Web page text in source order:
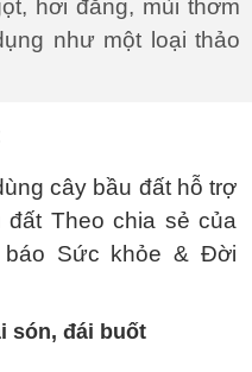
hơi đắng, mùi thơm
như một loại thảo
cây bầu đất hỗ trợ
Theo chia sẻ của
báo Sức khỏe & Đời
són, đái buốt